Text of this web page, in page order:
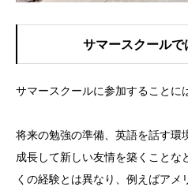
サマースクールで
サマースクールに参加することに
将来の勉強の準備、英語を話す環
成長して新しい友情を築くことな
くの経験とは異なり、例えばアメ